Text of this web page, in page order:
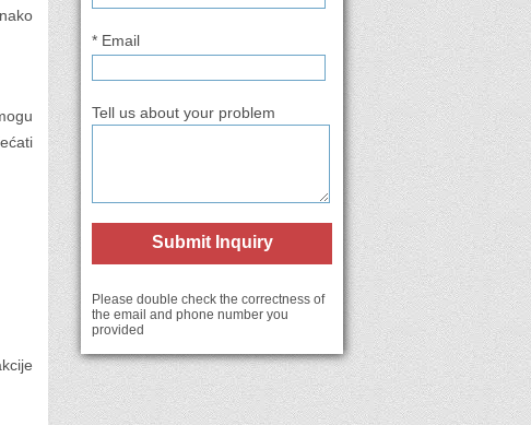
* Email
Tell us about your problem
Submit Inquiry
Please double check the correctness of
the email and phone number you
provided